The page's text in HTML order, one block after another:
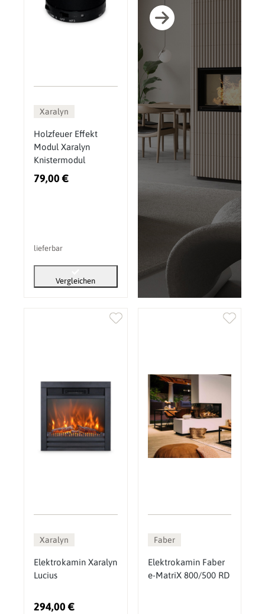
Xaralyn
Holzfeuer Effekt
Modul Xaralyn
Knistermodul
79,00 €
lieferbar
Vergleichen
Xaralyn
Elektrokamin Xaralyn
Lucius
294,00 €
Faber
Elektrokamin Faber
e-MatriX 800/500 RD